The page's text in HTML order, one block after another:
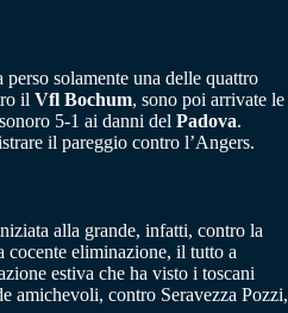
perso solamente una delle quattro
il Vfl Bochum, sono poi arrivate le
5-1 ai danni del Padova.
il pareggio contro l’Angers.
alla grande, infatti, contro la
cocente eliminazione, il tutto a
estiva che ha visto i toscani
amichevoli, contro Seravezza Pozzi,